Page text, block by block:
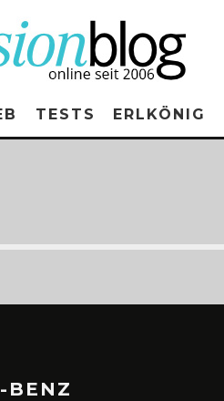
TESTS ERLKÖNIG
BENZ